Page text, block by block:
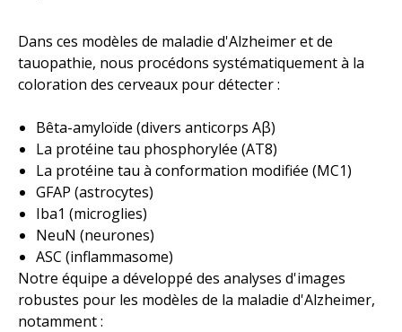
Dans ces modèles de maladie d'Alzheimer et de
tauopathie, nous procédons systématiquement à la
coloration des cerveaux pour détecter :
Bêta-amyloïde (divers anticorps Aβ)
La protéine tau phosphorylée (AT8)
La protéine tau à conformation modifiée (MC1)
GFAP (astrocytes)
Iba1 (microglies)
NeuN (neurones)
ASC (inflammasome)
Notre équipe a développé des analyses d'images
robustes pour les modèles de la maladie d'Alzheimer,
notamment :